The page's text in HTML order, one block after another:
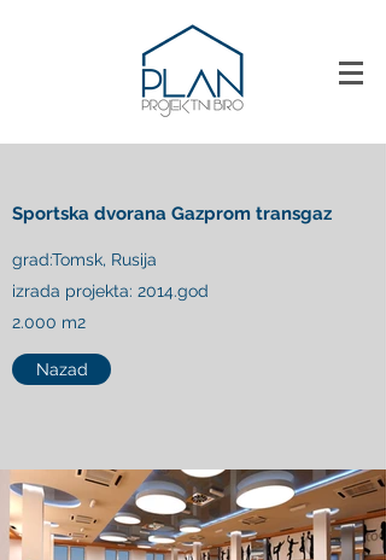
Sportska dvorana Gazprom transgaz
grad:Tomsk, Rusija
izrada projekta: 2014.god
2.000 m2
Nazad